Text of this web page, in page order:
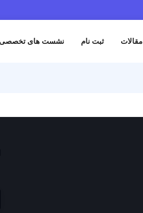
مقالات ثبت نام نشست های تخصصی